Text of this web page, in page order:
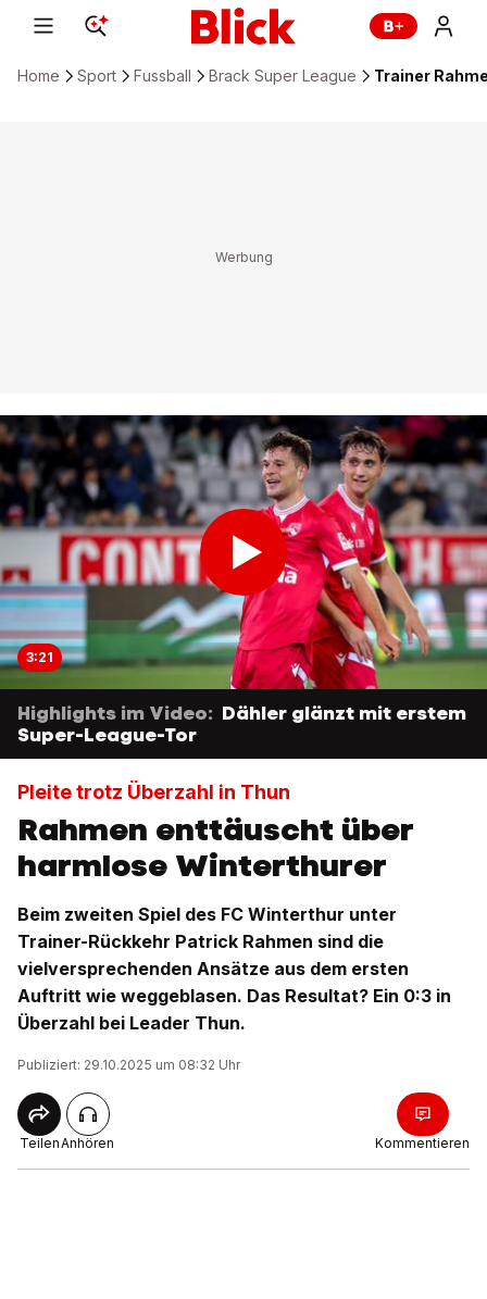
Home Sport Fussball Brack Super League Trainer
3:21
Highlights im Video: Dähler glänzt mit erstem
Super-League-Tor
Pleite trotz Überzahl in Thun
Rahmen enttäuscht über
harmlose Winterthurer
Beim zweiten Spiel des FC Winterthur unter
Trainer-Rückkehr Patrick Rahmen sind die
vielversprechenden Ansätze aus dem ersten
Auftritt wie weggeblasen. Das Resultat? Ein 0:3 in
Überzahl bei Leader Thun.
Publiziert: 29.10.2025 um 08:32 Uhr
TeilenAnhören Kommentieren